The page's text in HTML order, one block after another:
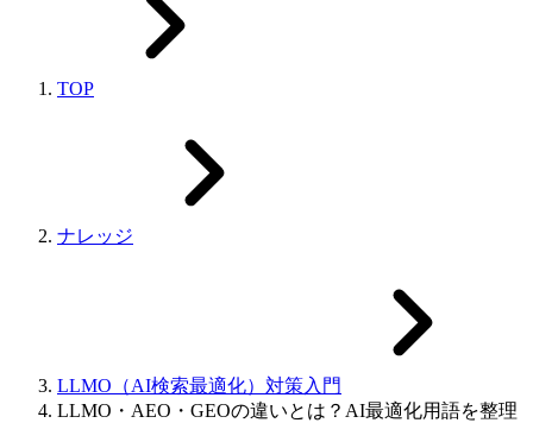
TOP
ナレッジ
LLMO（AI検索最適化）対策入門
LLMO・AEO・GEOの違いとは？AI最適化用語を整理